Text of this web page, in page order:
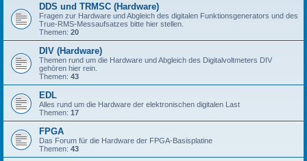
DDS und TRMSC (Hardware)
Fragen zur Hardware und Abgleich des digitalen Funktionsgenerators und des
True-RMS-Messaufsatzes bitte hier stellen.
Themen: 20
DIV (Hardware)
Themen rund um die Hardware und Abgleich des Digitalvoltmeters DIV
gehören hier rein.
Themen: 43
EDL
Alles rund um die Hardware der elektronischen digitalen Last
Themen: 17
FPGA
Das Forum für die Hardware der FPGA-Basisplatine
Themen: 43